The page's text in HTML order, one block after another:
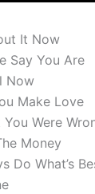
It Now
Say You Are
Now
Make Love
Were
Money
Do What’s